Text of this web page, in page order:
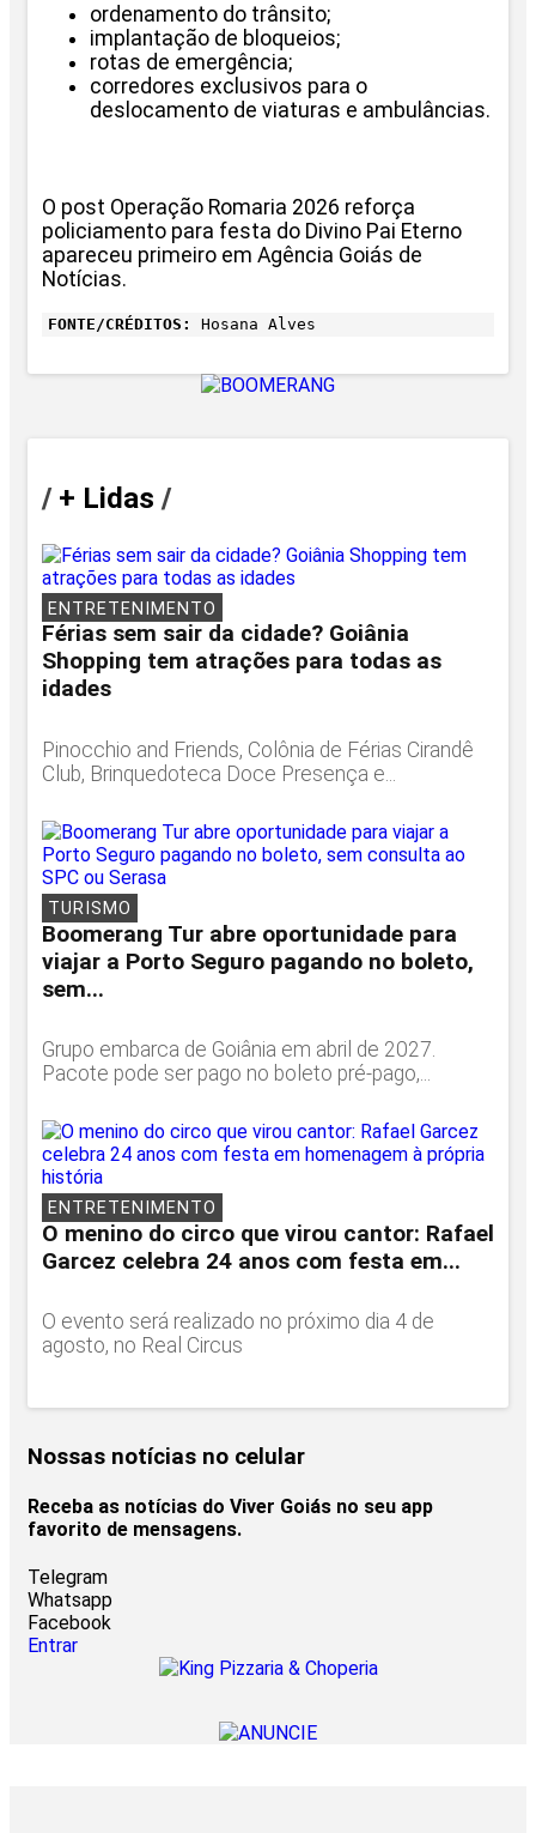
ordenamento do trânsito;
implantação de bloqueios;
rotas de emergência;
corredores exclusivos para o
deslocamento de viaturas e ambulâncias.
O post Operação Romaria 2026 reforça
policiamento para festa do Divino Pai Eterno
apareceu primeiro em Agência Goiás de
Notícias.
FONTE/CRÉDITOS: Hosana Alves
/+ Lidas /
ENTRETENIMENTO
Férias sem sair da cidade? Goiânia
Shopping tem atrações para todas as
idades
Pinocchio and Friends, Colônia de Férias Cirandê
Club, Brinquedoteca Doce Presença e...
TURISMO
Boomerang Tur abre oportunidade para
viajar a Porto Seguro pagando no boleto,
sem...
Grupo embarca de Goiânia em abril de 2027.
Pacote pode ser pago no boleto pré-pago,...
ENTRETENIMENTO
O menino do circo que virou cantor: Rafael
Garcez celebra 24 anos com festa em...
O evento será realizado no próximo dia 4 de
agosto, no Real Circus
Nossas notícias no celular
Receba as notícias do Viver Goiás no seu app
favorito de mensagens.
Telegram
Whatsapp
Facebook
Entrar